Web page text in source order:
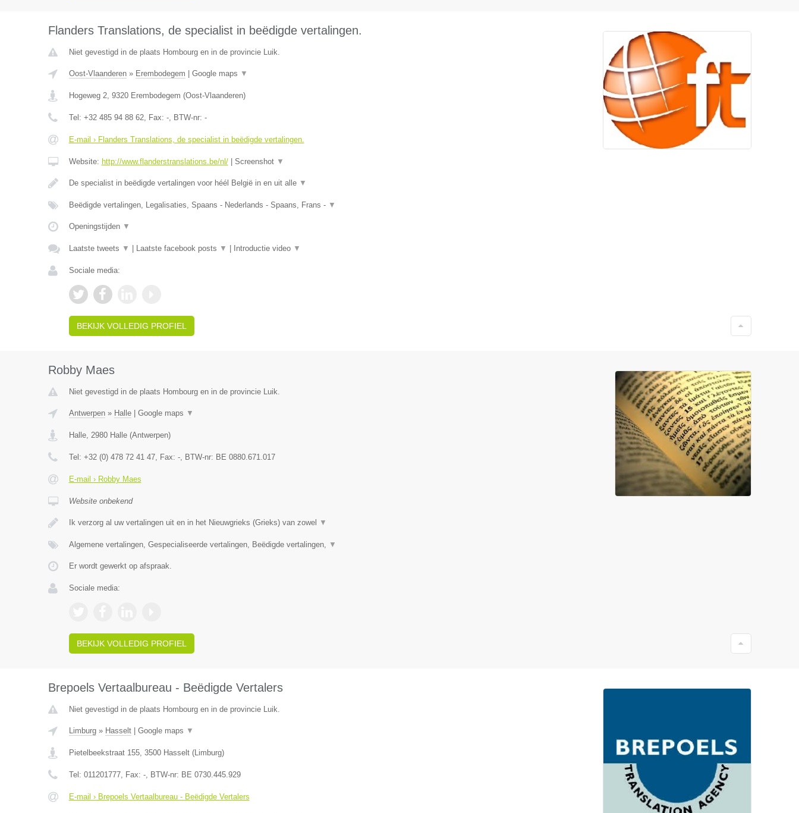
Flanders Translations, de specialist in beëdigde vertalingen.
Niet gevestigd in de plaats Hombourg en in de provincie Luik.
Oost-Vlaanderen» Erembodegem Google maps ▼
Hogeweg 2, 9320 Erembodegem (Oost-Vlaanderen)
Tel: +32 485 94 88 62, Fax: -, BTW-nr: -
E-mail › Flanders Translations, de specialist in beëdigde vertalingen.
Website: http://www.flanderstranslations.be/nl/| Screenshot ▼
De specialist in beëdigde vertalingen voor héél België in en uit alle ▼
Beëdigde vertalingen, Legalisaties, Spaans - Nederlands - Spaans, Frans - ▼
Openingstijden ▼
Laatste tweets ▼ Laatste facebook posts ▼ Introductie video ▼
Sociale media:
BEKIJK VOLLEDIG PROFIEL
Robby Maes
Niet gevestigd in de plaats Hombourg en in de provincie Luik.
Antwerpen» Halle| Google maps ▼
Halle, 2980 Halle(Antwerpen)
Tel: +32 (0) 478 72 41 47, Fax: -, BTW-nr: BE 0880.671.017
E-mail › Robby Maes
Website onbekend
Ik verzorg al uw vertalingen uit en in het Nieuwgrieks (Grieks) van zowel ▼
Algemene vertalingen, Gespecialiseerde vertalingen, Beëdigde vertalingen, ▼
Er wordt gewerkt op afspraak.
Sociale media:
BEKIJK VOLLEDIG PROFIEL
Brepoels Vertaalbureau - Beëdigde Vertalers
Niet gevestigd in de plaats Hombourg en in de provincie Luik.
Limburg» Hasselt| Google maps ▼
Pietelbeekstraat 155, 3500 Hasselt(Limburg)
Tel: 011201777, Fax: -, BTW-nr: BE 0730.445.929
E-mail › Brepoels Vertaalbureau - Beëdigde Vertalers